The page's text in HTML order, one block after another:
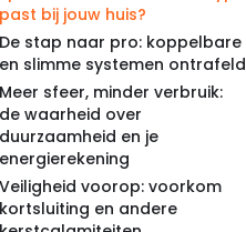
past bij jouw huis?
De stap naar pro: koppelbare
en slimme systemen ontrafeld
Meer sfeer, minder verbruik:
de waarheid over
duurzaamheid en je
energierekening
Veiligheid voorop: voorkom
kortsluiting en andere